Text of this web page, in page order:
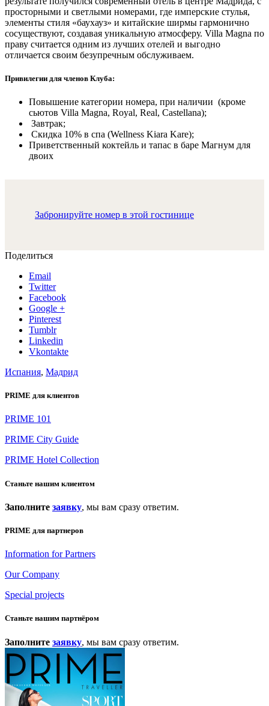
просторными и светлыми номерами, где имперские стулья,
элементы стиля «баухауз» и китайские ширмы гармонично
сосуществуют, создавая уникальную атмосферу. Villa Magna по
праву считается одним из лучших отелей и выгодно
отличается своим безупречным обслуживаем.
Привилегии для членов Клуба:
Повышение категории номера, при наличии (кроме
сьютов Villa Magna, Royal, Real, Castellana);
Завтрак;
Скидка 10% в спа (Wellness Kiara Kare);
Приветственный коктейль и тапас в баре Магнум для
двоих
Забронируйте номер в этой гостинице
Поделиться
Email
Twitter
Facebook
Google +
Pinterest
Tumblr
Linkedin
Vkontakte
Испания, Мадрид
PRIME для клиентов
PRIME 101
PRIME City Guide
PRIME Hotel Collection
Станьте нашим клиентом
Заполните заявку, мы вам сразу ответим.
PRIME для партнеров
Information for Partners
Our Company
Special projects
Станьте нашим партнёром
Заполните заявку, мы вам сразу ответим.